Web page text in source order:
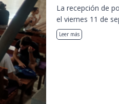
La recepción de
el viernes 11 de
Leer más